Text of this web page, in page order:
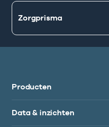
Zorgprisma
Producten
Data & inzichten